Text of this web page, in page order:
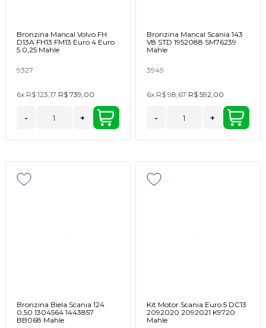
Bronzina Mancal Volvo FH
D13A FH13 FM13 Euro 4 Euro
5 0,25 Mahle
9327
6x R$ 123,17 R$ 739,00
- +
Bronzina Mancal Scania 143
V8 STD 1952088 SM76239
Mahle
3949
6x R$ 98,67 R$ 592,00
- +
Bronzina Biela Scania 124
0,50 1304564 1443857
BB068 Mahle
Kit Motor Scania Euro 5 DC13
2092020 2092021 K9720
Mahle